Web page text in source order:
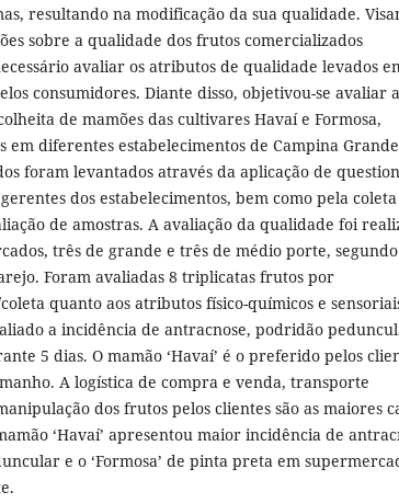
resultando na modificação da sua qualidade.
sobre a qualidade dos frutos comercializados
avaliar os atributos de qualidade levados
consumidores. Diante disso, objetivou-se avaliar a
de mamões das cultivares Havaí e Formosa,
em diferentes estabelecimentos de Campina
foram levantados através da aplicação de
dos estabelecimentos, bem como pela coleta
de amostras. A avaliação da qualidade foi
três de grande e três de médio porte,
Foram avaliadas 8 triplicatas frutos por
quanto aos atributos físico-químicos e
a incidência de antracnose, podridão
5 dias. O mamão ‘Havaí’ é o preferido pelos
A logística de compra e venda, transporte
dos frutos pelos clientes são as maiores
‘Havaí’ apresentou maior incidência de
e o ‘Formosa’ de pinta preta em